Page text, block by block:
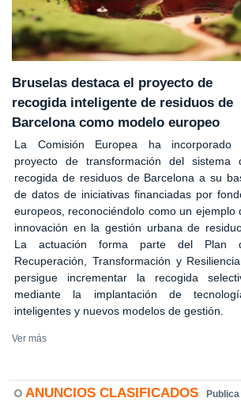
Bruselas destaca el proyecto de
recogida inteligente de residuos de
Barcelona como modelo europeo
La Comisión Europea ha incorporado
proyecto de transformación del sistema
recogida de residuos de Barcelona a su
de datos de iniciativas financiadas por
europeos, reconociéndolo como un ejemplo
innovación en la gestión urbana de
La actuación forma parte del Plan
Recuperación, Transformación y
persigue incrementar la recogida
mediante la implantación de
inteligentes y nuevos modelos de gestión.
Ver más
ANUNCIOS CLASIFICADOS